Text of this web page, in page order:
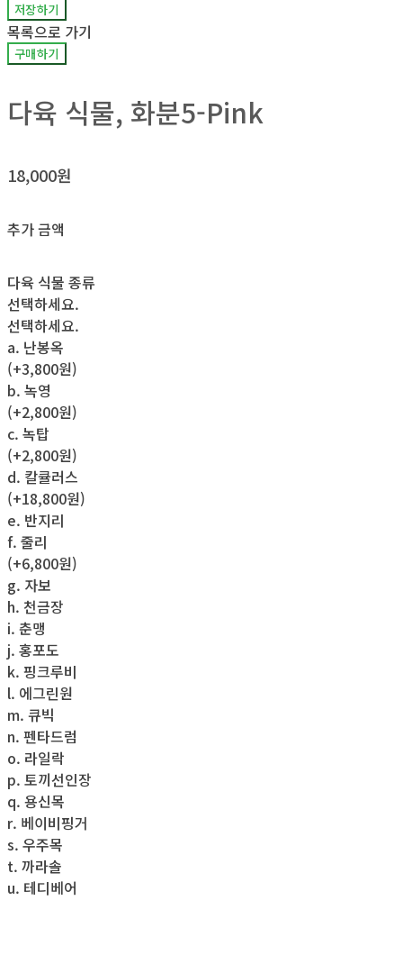
저장하기
목록으로 가기
구매하기
다육 식물, 화분5-Pink
18,000원
추가 금액
다육 식물 종류
선택하세요.
선택하세요.
a. 난봉옥
(+3,800원)
b. 녹영
(+2,800원)
c. 녹탑
(+2,800원)
d. 칼큘러스
(+18,800원)
e. 반지리
f. 줄리
(+6,800원)
g. 자보
h. 천금장
i. 춘맹
j. 홍포도
k. 핑크루비
l. 에그린원
m. 큐빅
n. 펜타드럼
o. 라일락
p. 토끼선인장
q. 용신목
r. 베이비핑거
s. 우주목
t. 까라솔
u. 테디베어